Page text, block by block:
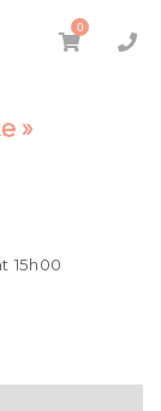
0
»
15h00